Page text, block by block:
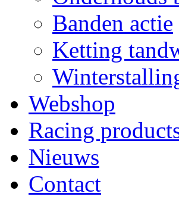
Banden actie
Ketting
Webshop
Racing
Nieuws
Contact